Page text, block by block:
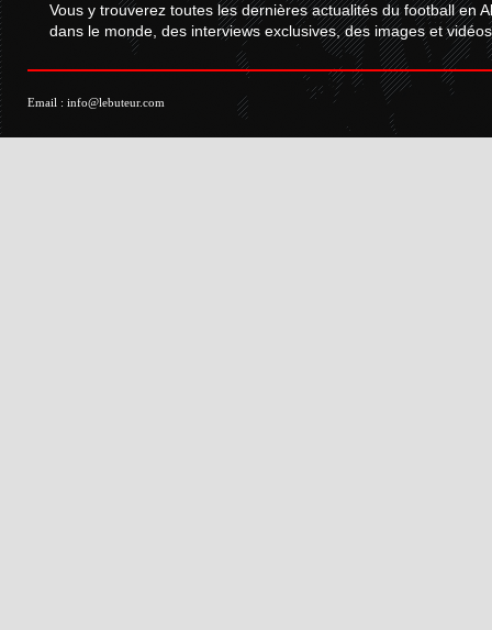
Vous y trouverez toutes les dernières actualités du football en
dans le monde, des interviews exclusives, des images et
Email : info@lebuteur.com